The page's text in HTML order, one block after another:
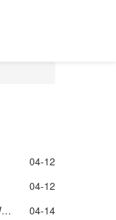
04-12
04-12
Chrome 94开始WebGPU试用，Web的图像渲染及机器学能力更强了
04-14